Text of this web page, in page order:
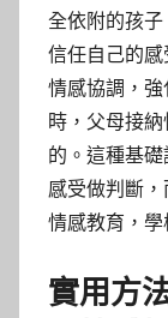
全依附的孩
信任自己的
情感協調，
時，父母接
的。這種基
感受做判斷
情感教育，學
實用方